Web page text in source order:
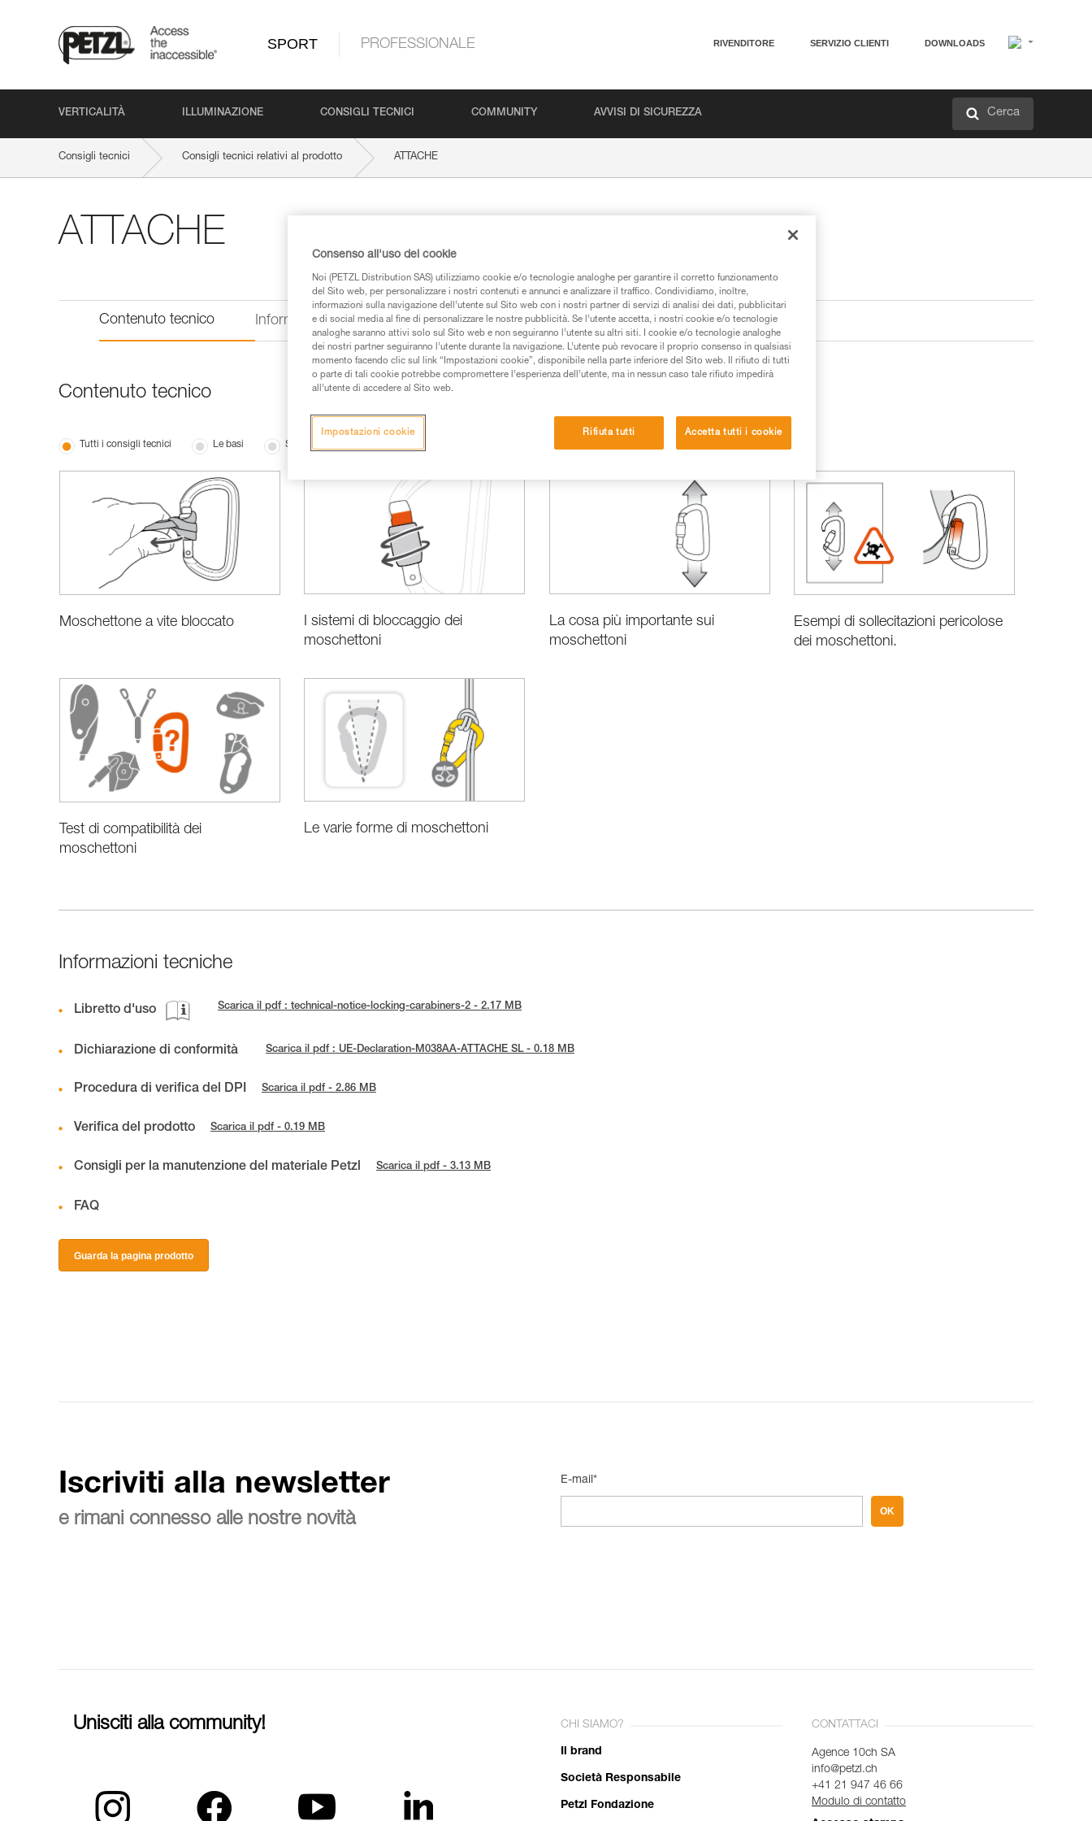
SPORT PROFESSIONALE RIVENDITORE SERVIZIO CLIENTI DOWNLOADS
VERTICALITÀ ILLUMINAZIONE CONSIGLI TECNICI COMMUNITY AVVISI DI SICUREZZA Cerca
Consigli tecnici Consigli tecnici relativi al prodotto ATTACHE
ATTACHE
Contenuto tecnico Informazioni tecniche
Contenuto tecnico
Tutti i consigli tecnici Le basi Scelta del materiale
Moschettone a vite bloccato
I sistemi di bloccaggio dei
moschettoni
La cosa più importante sui
moschettoni
Esempi di sollecitazioni pericolose
dei moschettoni.
Test di compatibilità dei
moschettoni
Le varie forme di moschettoni
Informazioni tecniche
Libretto d'uso Scarica il pdf : technical-notice-locking-carabiners-2 - 2.17 MB
Dichiarazione di conformità Scarica il pdf : UE-Declaration-M038AA-ATTACHE SL - 0.18 MB
Procedura di verifica del DPI Scarica il pdf - 2.86 MB
Verifica del prodotto Scarica il pdf - 0.19 MB
Consigli per la manutenzione del materiale Petzl Scarica il pdf - 3.13 MB
FAQ
Guarda la pagina prodotto
Iscriviti alla newsletter
e rimani connesso alle nostre novità
E-mail*
OK
Unisciti alla community! CHI SIAMO?
Il brand
Società Responsabile
Petzl Fondazione
CONTATTACI
Agence 10ch SA
info@petzl.ch
+41 21 947 46 66
Modulo di contatto
Consenso all'uso dei cookie
Noi (PETZL Distribution SAS) utilizziamo cookie e/o tecnologie analoghe per garantire il corretto funzionamento
del Sito web, per personalizzare i nostri contenuti e annunci e analizzare il traffico. Condividiamo, inoltre,
informazioni sulla navigazione dell’utente sul Sito web con i nostri partner di servizi di analisi dei dati, pubblicitari
e di social media al fine di personalizzare le nostre pubblicità. Se l’utente accetta, i nostri cookie e/o tecnologie
analoghe saranno attivi solo sul Sito web e non seguiranno l’utente su altri siti. I cookie e/o tecnologie analoghe
dei nostri partner seguiranno l’utente durante la navigazione. L’utente può revocare il proprio consenso in qualsiasi
momento facendo clic sul link “Impostazioni cookie”, disponibile nella parte inferiore del Sito web. Il rifiuto di tutti
o parte di tali cookie potrebbe compromettere l’esperienza dell’utente, ma in nessun caso tale rifiuto impedirà
all’utente di accedere al Sito web.
Rifiuta tutti Accetta tutti i cookie
Impostazioni cookie